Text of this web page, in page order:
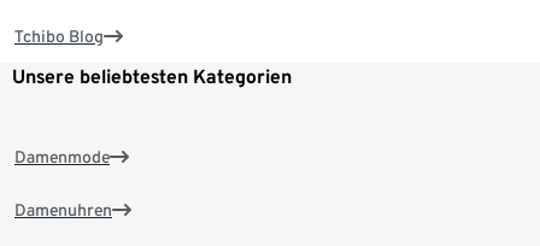
Tchibo Blog
Unsere beliebtesten Kategorien
Damenmode
Damenuhren